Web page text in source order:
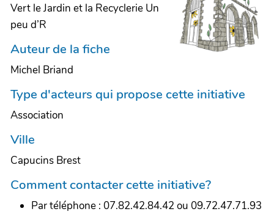
Vert le Jardin et la Recyclerie Un
peu d’R
Auteur de la fiche
Michel Briand
Type d'acteurs qui propose cette initiative
Association
Ville
Capucins Brest
Comment contacter cette initiative?
Par téléphone : 07.82.42.84.42 ou 09.72.47.71.93